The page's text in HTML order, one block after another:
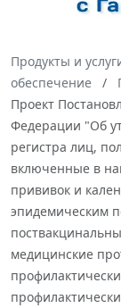
Продукты и
обеспечение
Проект
Федерации "Об
регистра лиц,
включенные в
прививок и
эпидемическим
медицинские